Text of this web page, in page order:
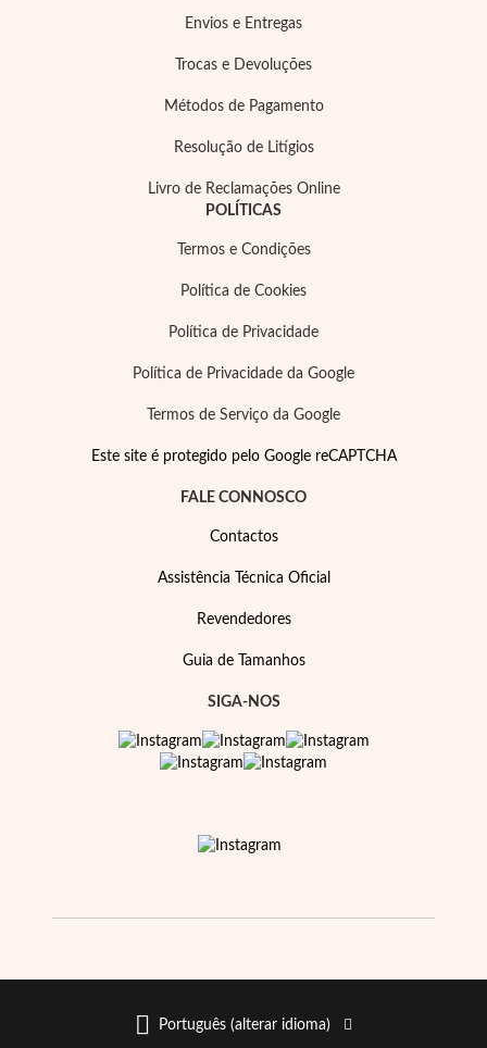
Envios e Entregas
Trocas e Devoluções
Métodos de Pagamento
Resolução de Litígios
Livro de Reclamações Online
POLÍTICAS
Termos e Condições
Política de Cookies
Política de Privacidade
Política de Privacidade da Google
Termos de Serviço da Google
Este site é protegido pelo Google reCAPTCHA
FALE CONNOSCO
Contactos
Assistência Técnica Oficial
Revendedores
Guia de Tamanhos
SIGA-NOS
Português (alterar idioma)